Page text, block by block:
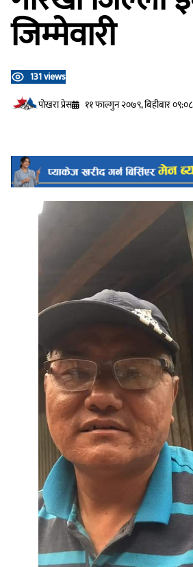
जिम्मेवारी
131 views
प‍ोखरा प्रेस
११ फाल्गुन २०७९, बिहीबार ०९:०८